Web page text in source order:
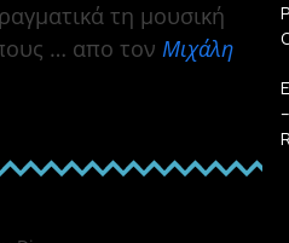
τη μουσική
… απο τονΜιχάλη
–